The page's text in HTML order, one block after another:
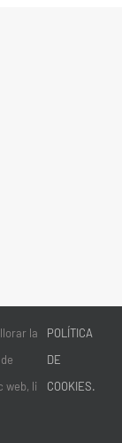
la
web, li
POLÍTICA
DE
COOKIES.